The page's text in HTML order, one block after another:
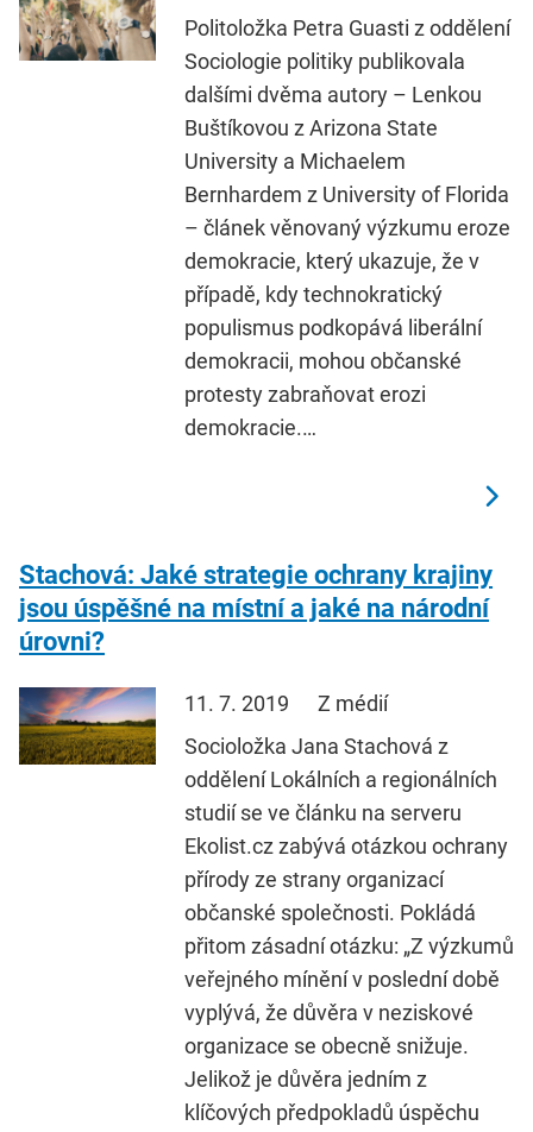
Politoložka Petra Guasti z oddělení
Sociologie politiky publikovala
dalšími dvěma autory – Lenkou
Buštíkovou z Arizona State
University a Michaelem
Bernhardem z University of Florida
– článek věnovaný výzkumu eroze
demokracie, který ukazuje, že v
případě, kdy technokratický
populismus podkopává liberální
demokracii, mohou občanské
protesty zabraňovat erozi
demokracie.…
Stachová: Jaké strategie ochrany krajiny
jsou úspěšné na místní a jaké na národní
úrovni?
11. 7. 2019
Z médií
Socioložka Jana Stachová z
oddělení Lokálních a regionálních
studií se ve článku na serveru
Ekolist.cz zabývá otázkou ochrany
přírody ze strany organizací
občanské společnosti. Pokládá
přitom zásadní otázku: „Z výzkumů
veřejného mínění v poslední době
vyplývá, že důvěra v neziskové
organizace se obecně snižuje.
Jelikož je důvěra jedním z
klíčových předpokladů úspěchu